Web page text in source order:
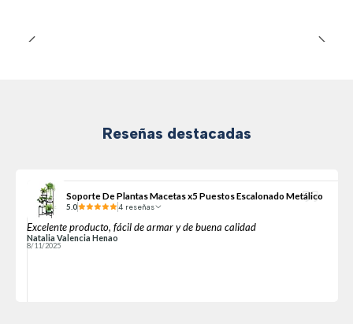
Reseñas destacadas
Soporte De Plantas Macetas x5 Puestos Escalonado Metálico
5.0 4 reseñas
Excelente producto, fácil de armar y de buena calidad
Natalia Valencia Henao
8/11/2025